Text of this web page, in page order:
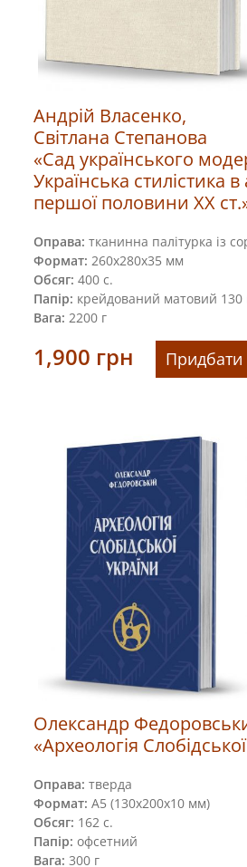
Андрій Власенко,
Світлана Степанова
«Сад українського
Українська стилістика в
першої половини ХХ
Оправа: тканинна палітурка із
Формат: 260х280х35 мм
Обсяг: 400 с.
Папір: крейдований матовий 130
Вага: 2200 г
1,900 грн Придбати
Олександр
«Археологія
Оправа: тверда
Формат: А5 (130х200х10 мм)
Обсяг: 162 с.
Папір: офсетний
Вага: 300 г